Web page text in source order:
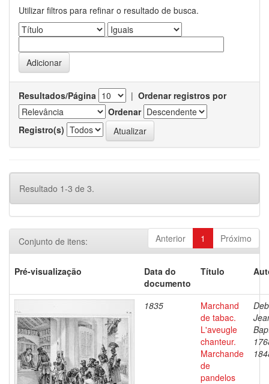
Utilizar filtros para refinar o resultado de busca.
Resultados/Página | Ordenar registros por
Ordenar
Registro(s)
Resultado 1-3 de 3.
Anterior 1 Próximo
Conjunto de itens:
Pré-visualização
Data do
documento
Título
1835
Marchand
de tabac.
L'aveugle
chanteur.
Marchande
de
pandelos